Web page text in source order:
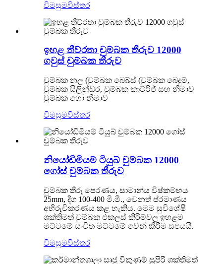
විමසුමවිස්තර
ඉහළ තීව්රතා චුම්බක තීරුව 12000
ගවුස් චුම්බක තීරුව
චුම්බක නල (චුම්බක බෙබ්ස් (චුම්බක බෙදුම්,
චුම්බක සිලින්ඩර, චුම්බක කාට්රිජ් සහ නිමාව
චුම්බක හෝ නිමාව
විමසුමවිස්තර
නියෝඩිමියම් ටියුබ් චුම්බක 12000
ගෝස් චුම්බක තීරුව
චුම්බක තීරු පෙරණය, සාමාන්ය විෂ්කම්භය
25mm, දිග 100-400 මි.මී., වෙනත් ප්රමාණය
අභිරුචිකරණය කළ හැකිය. මෙම සුවිශේෂී
ශක්තිමත් චුම්බක එකලස් කිරීම්වල ඉහළම
මට්ටමේ සංචිත මට්ටමේ වෙන් කිරීම සපයයි.
විමසුමවිස්තර